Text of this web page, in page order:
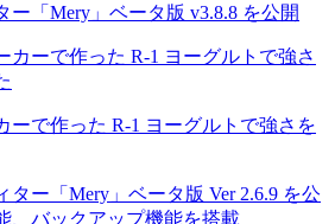
ー「Mery」ベータ版 v3.8.8 を公開
ーで作った R-1 ヨーグルトで強さを